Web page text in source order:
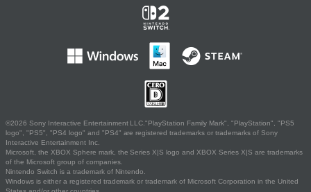
©2026 Sony Interactive Entertainment LLC."PlayStation Family Mark", "PlayStation", "PS5
logo", "PS5", "PS4 logo" and "PS4" are registered trademarks or trademarks of Sony
Interactive Entertainment Inc.
Microsoft, the XBOX Sphere mark, the Series X|S logo and XBOX Series X|S are trademarks
of the Microsoft group of companies.
Nintendo Switch is a trademark of Nintendo.
Windows is either a registered trademark or trademark of Microsoft Corporation in the United